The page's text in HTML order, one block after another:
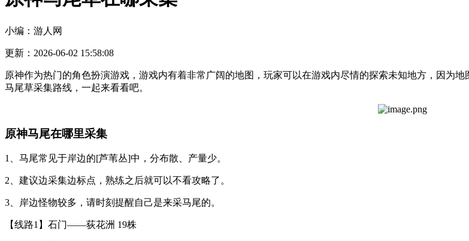
小编：游人网
更新：2026-06-02 15:58:08
原神作为热门的角色扮演游戏，游戏内有着非常广阔的地图，玩家可以在游戏内尽情的探索未知地方，因为
马尾草采集路线，一起来看看吧。
原神马尾在哪里采集
1、马尾常见于岸边的[芦苇丛]中，分布散、产量少。
2、建议边采集边标点，熟练之后就可以不看攻略了。
3、岸边怪物较多，请时刻提醒自己是来采马尾的。
【线路1】石门——荻花洲 19株